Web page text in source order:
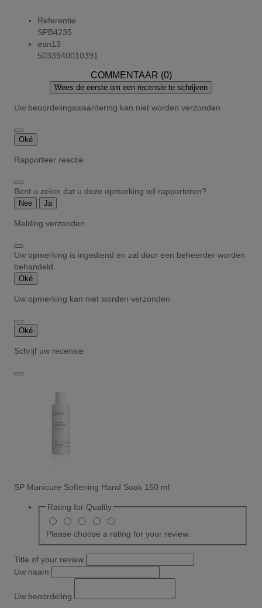
Referentie
SPB4235
ean13
5033940010391
COMMENTAAR (0)
Wees de eerste om een recensie te schrijven
Uw beoordelingswaardering kan niet worden verzonden
Oké
Rapporteer reactie
Bent u zeker dat u deze opmerking wil rapporteren?
Nee Ja
Melding verzonden
Uw opmerking is ingediend en zal door een beheerder worden
behandeld.
Oké
Uw opmerking kan niet worden verzonden
Oké
Schrijf uw recensie
SP Manicure Softening Hand Soak 150 ml
Rating for Quality
Please choose a rating for your review.
Title of your review
Uw naam
Uw beoordeling